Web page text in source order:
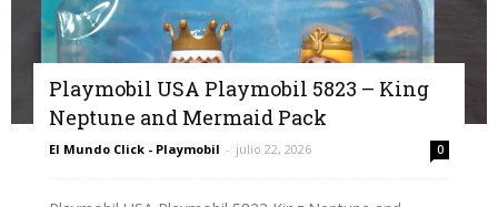
Playmobil USA Playmobil 5823 – King
Neptune and Mermaid Pack
El Mundo Click - Playmobil - julio 22, 2026 0